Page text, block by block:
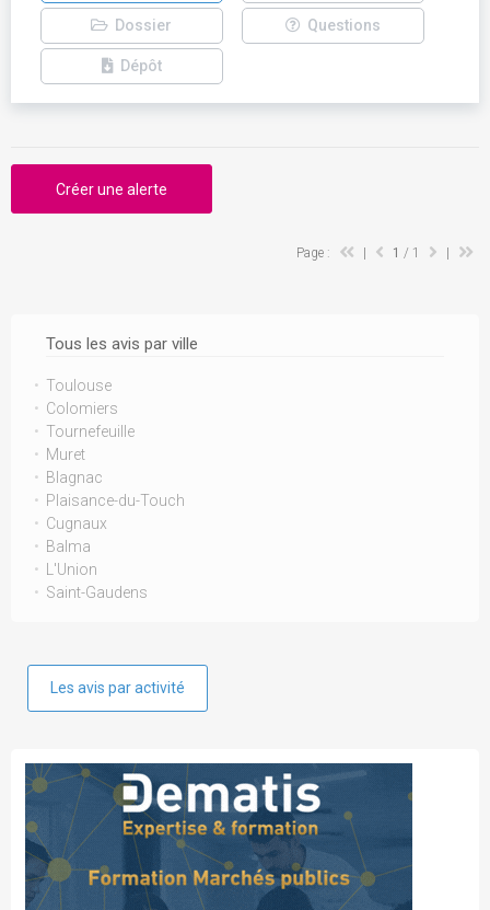
Tous les avis par ville
Toulouse
Colomiers
Tournefeuille
Muret
Blagnac
Plaisance-du-Touch
Cugnaux
Balma
L'Union
Saint-Gaudens
Les avis par activité
Dossier Questions
Dépôt
Créer une alerte
Page : 1 / 1